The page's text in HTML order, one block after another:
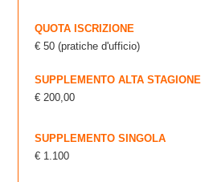
QUOTA ISCRIZIONE
€ 50 (pratiche d'ufficio)
SUPPLEMENTO ALTA STAGIONE
€ 200,00
SUPPLEMENTO SINGOLA
€ 1.100